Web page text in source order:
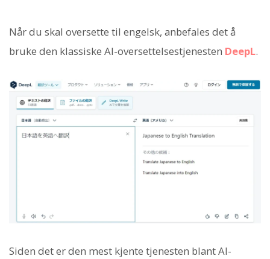
Når du skal oversette til engelsk, anbefales det å
bruke den klassiske AI-oversettelsestjenesten DeepL.
Siden det er den mest kjente tjenesten blant AI-